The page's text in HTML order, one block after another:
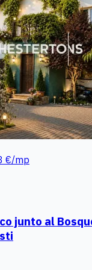
€/mp
junto al